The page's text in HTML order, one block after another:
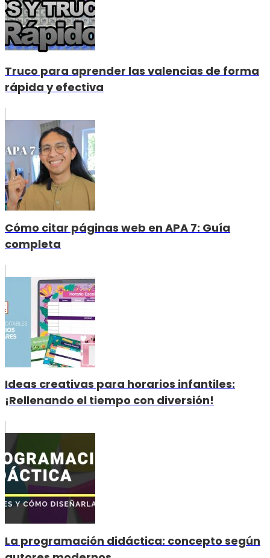
Truco para aprender las valencias de forma
rápida y efectiva
Cómo citar páginas web en APA 7: Guía
completa
Ideas creativas para horarios infantiles:
¡Rellenando el tiempo con diversión!
La programación didáctica: concepto según